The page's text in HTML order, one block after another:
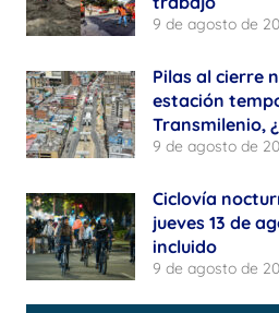
9 de agosto de
Pilas al cierre
estación
Transmilenio,
9 de agosto de
Ciclovía
jueves 13 de
incluido
9 de agosto de